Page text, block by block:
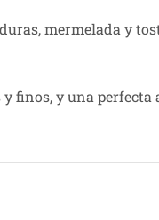
mermelada y
finos, y una perfecta